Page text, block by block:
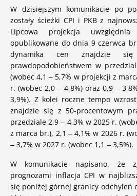
Klientów instytucjonalnych i
mieszkaniowych
Zaloguj
Bankuj mobilnie. Aktywuj
O bankowości mobilnej
W dzisiejszym komunikacie po
zostały ścieżki CPI i PKB z
Lipcowa projekcja
opublikowane do dnia 9 czerwca
dynamika cen znajdzie się
prawdopodobieństwem w
(wobec 4,1 – 5,7% w projekcji z
r. (wobec 2,0 – 4,8%) oraz 0,9 –
3,9%). Z kolei roczne tempo
znajdzie się z 50-procentowym
przedziale 2,9 – 4,3% w 2025 r.
z marca br.), 2,1 – 4,1% w 2026 r.
– 3,7% w 2027 r. (wobec 1,1 – 3,5%).
W komunikacie napisano, że
prognozami inflacja CPI w
się poniżej górnej granicy odchyleń